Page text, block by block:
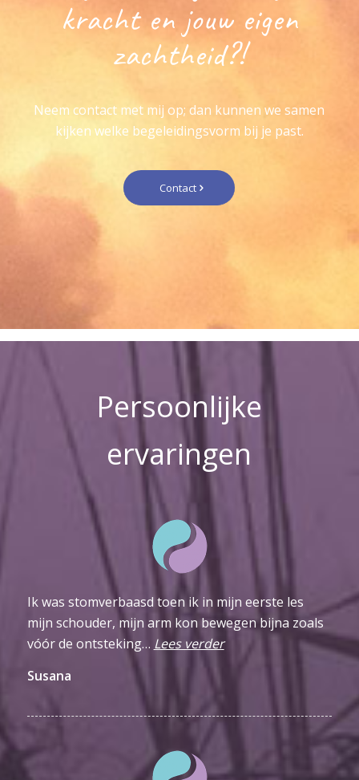
kracht en jouw eigen
zachtheid?!
Neem contact met mij op; dan kunnen we samen
kijken welke begeleidingsvorm bij je past.
Contact
Persoonlijke
ervaringen
Ik was stomverbaasd toen ik in mijn eerste les
mijn schouder, mijn arm kon bewegen bijna zoals
vóór de ontsteking… Lees verder
Susana